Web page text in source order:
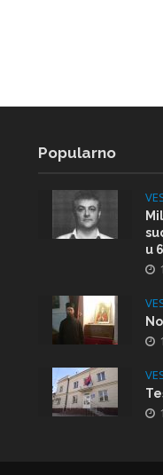
Popularno
u